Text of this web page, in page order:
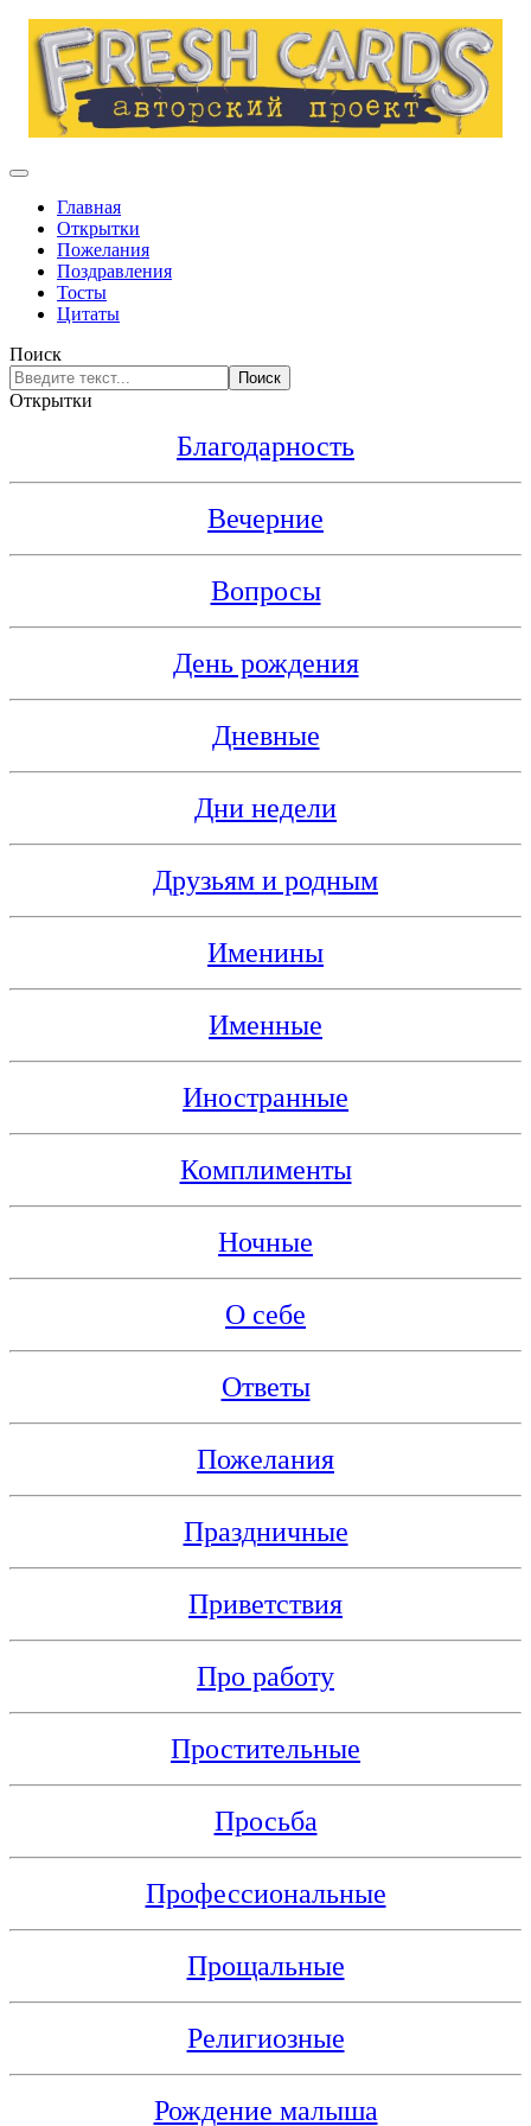
Главная
Открытки
Пожелания
Поздравления
Тосты
Цитаты
Поиск
Поиск
Открытки
Благодарность
Вечерние
Вопросы
День рождения
Дневные
Дни недели
Друзьям и родным
Именины
Именные
Иностранные
Комплименты
Ночные
О себе
Ответы
Пожелания
Праздничные
Приветствия
Про работу
Простительные
Просьба
Профессиональные
Прощальные
Религиозные
Рождение малыша